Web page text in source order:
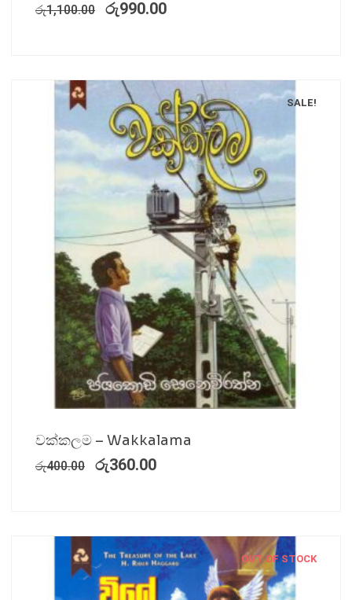
රු1,100.00 රු990.00
SALE!
වක්කලම – Wakkalama
රු400.00 රු360.00
OUT OF STOCK